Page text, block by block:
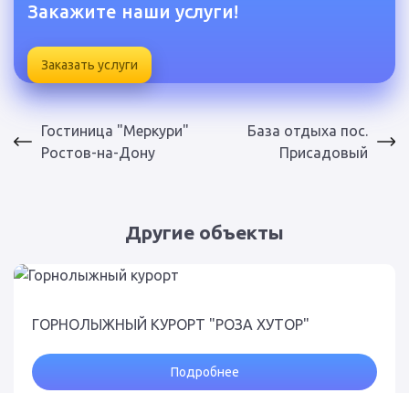
Закажите наши услуги!
Заказать услуги
Гостиница "Меркури"
Ростов-на-Дону
База отдыха пос.
Присадовый
Другие объекты
ГОРНОЛЫЖНЫЙ КУРОРТ "РОЗА ХУТОР"
Подробнее